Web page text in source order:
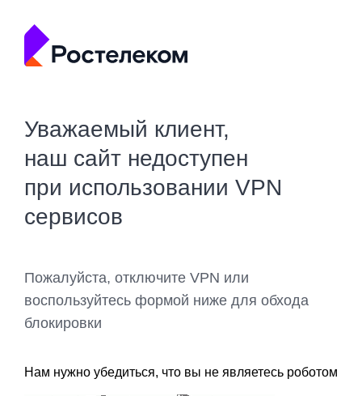
Уважаемый клиент,
наш сайт недоступен
при использовании VPN
сервисов
Пожалуйста, отключите VPN или
воспользуйтесь формой ниже для обхода
блокировки
Нам нужно убедиться, что вы не являетесь роботом